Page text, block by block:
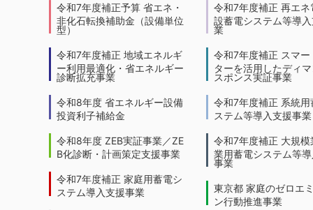
令和7年度補正予算 省エネ・
非化石転換補助金（設備単位
型）
令和7年度補正 地域エネルギ
ー利用最適化・省エネルギー
診断拡充事業
令和8年度 省エネルギー設備
投資利子補給金
令和8年度 ZEB実証事業／ZE
B化診断・計画策定支援事業
令和7年度補正 家庭用蓄電シ
ステム導入支援事業
令和7年度補正 再エネ
設蓄電システム等導
業
令和7年度補正 スマー
ターを活用したディ
スポンス実証事業
令和7年度補正 系統用
ステム等導入支援事業
令和7年度補正 大規模
業用蓄電システム等
事業
東京都 家庭のゼロエ
ン行動推進事業